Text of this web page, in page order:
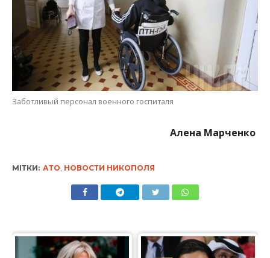
Заботливый персонал военного госпиталя
Алена Марченко
МІТКИ: АТО НОВОСТИ НИКОПОЛЯ